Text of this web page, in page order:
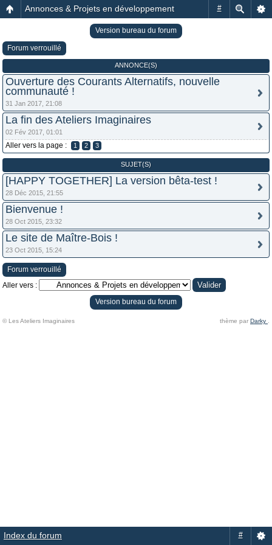
#
Annonces & Projets en développement
Version bureau du forum
Forum verrouillé
ANNONCE(S)
Ouverture des Courants Alternatifs, nouvelle
communauté !
31 Jan 2017, 21:08
La fin des Ateliers Imaginaires
02 Fév 2017, 01:01
Aller vers la page : 1 2 3
SUJET(S)
[HAPPY TOGETHER] La version bêta-test !
28 Déc 2015, 21:55
Bienvenue !
28 Oct 2015, 23:32
Le site de Maître-Bois !
23 Oct 2015, 15:24
Forum verrouillé
Aller vers :
Version bureau du forum
© Les Ateliers Imaginaires thème par Darky
Index du forum #